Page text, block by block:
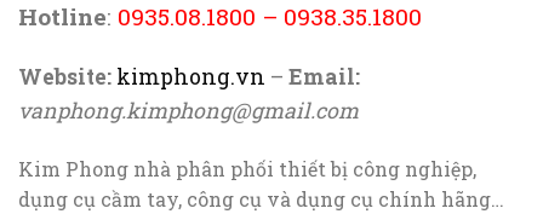
Hotline: 0935.08.1800 – 0938.35.1800
Website: kimphong.vn – Email:
vanphong.kimphong@gmail.com
Kim Phong nhà phân phối thiết bị công nghiệp,
dụng cụ cầm tay, công cụ và dụng cụ chính hãng…